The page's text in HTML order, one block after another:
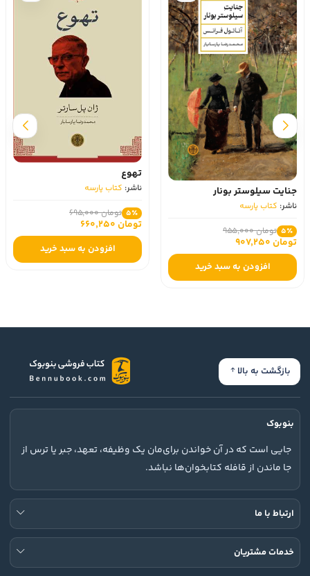
جنایت سیلوستر بونار
ناشر: کتاب پارسه
5٪ تومان 955,000
تومان 907,250
افزودن به سبد خرید
تهوع
ناشر: کتاب پارسه
5٪ تومان 695,000
تومان 660,250
افزودن به سبد خرید
بازگشت به بالا
بنوبوک
جایی است که در آن خواندن برای‌مان یک وظیفه، تعهد، جبر یا ترس از
جا ماندن از قافله کتابخوان‌ها نباشد.
ارتباط با ما
خدمات مشتریان